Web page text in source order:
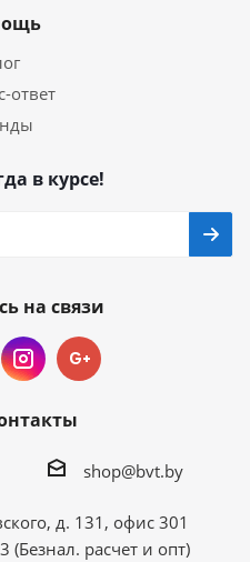
ответ
в курсе!
на связи
shop@bvt.by
д. 131, офис 301
(Безнал. расчет и опт)